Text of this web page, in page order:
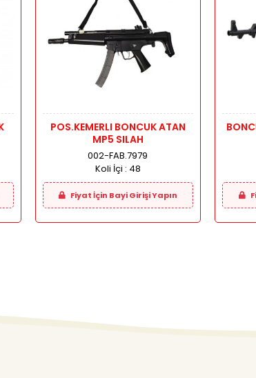
POS.KEMERLI BONCUK ATAN
MP5 SILAH
002-FAB.7979
Koli İçi : 48
Fiyat İçin Bayi Girişi Yapın